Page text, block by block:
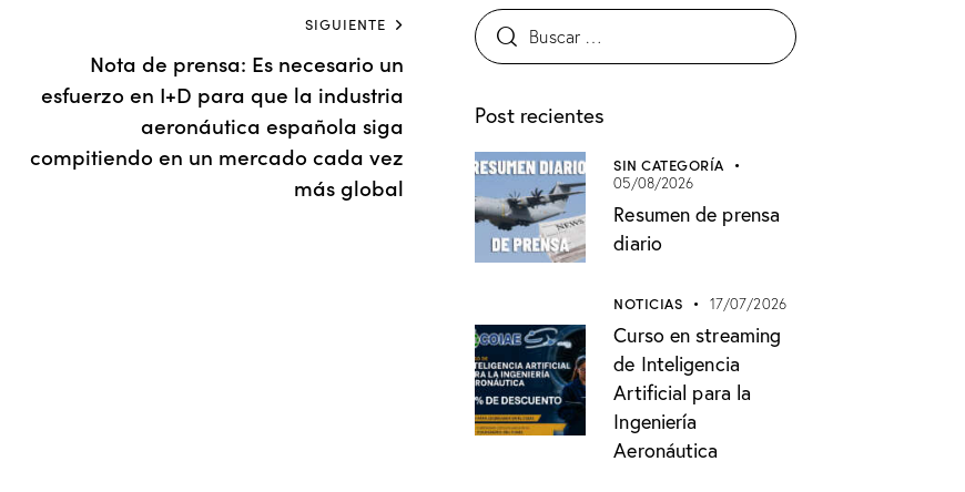
SIGUIENTE
Nota de prensa: Es necesario un
esfuerzo en I+D para que la industria
aeronáutica española siga
compitiendo en un mercado cada vez
más global
Post recientes
SIN CATEGORÍA
05/08/2026
Resumen de prensa
diario
NOTICIAS 17/07/2026
Curso en streaming
de Inteligencia
Artificial para la
Ingeniería
Aeronáutica